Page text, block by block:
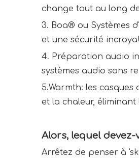
change tout au long
3. Boa® ou Systèmes
et une sécurité
4. Préparation audio
systèmes audio sans
5.Warmth: les
et la chaleur,
Alors, lequel
Arrêtez de penser à